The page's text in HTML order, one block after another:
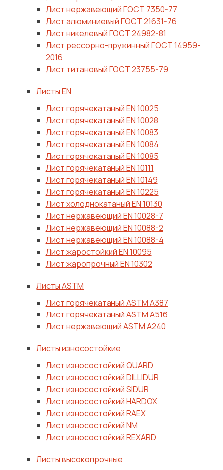
Лист нержавеющий ГОСТ 7350-77
Лист алюминиевый ГОСТ 21631-76
Лист никелевый ГОСТ 24982-81
Лист рессорно-пружинный ГОСТ 14959-
2016
Лист титановый ГОСТ 23755-79
Листы EN
Лист горячекатаный ЕN 10025
Лист горячекатаный ЕN 10028
Лист горячекатаный ЕN 10083
Лист горячекатаный ЕN 10084
Лист горячекатаный ЕN 10085
Лист горячекатаный ЕN 10111
Лист горячекатаный ЕN 10149
Лист горячекатаный ЕN 10225
Лист холоднокатаный ЕN 10130
Лист нержавеющий ЕN 10028-7
Лист нержавеющий ЕN 10088-2
Лист нержавеющий ЕN 10088-4
Лист жаростойкий ЕN 10095
Лист жаропрочный EN 10302
Листы ASTM
Лист горячекатаный ASTM A387
Лист горячекатаный ASTM A516
Лист нержавеющий ASTM A240
Листы износостойкие
Лист износостойкий QUARD
Лист износостойкий DILLIDUR
Лист износостойкий SIDUR
Лист износостойкий HARDOX
Лист износостойкий RAEX
Лист износостойкий NM
Лист износостойкий REXARD
Листы высокопрочные